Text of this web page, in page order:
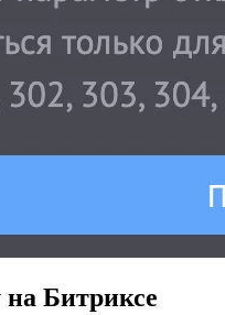
Битриксе